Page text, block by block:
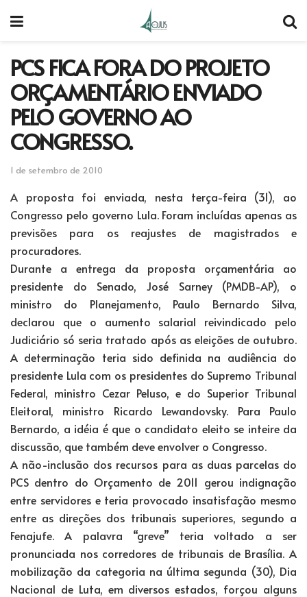
PCS FICA FORA DO PROJETO
ORÇAMENTÁRIO ENVIADO
PELO GOVERNO AO
CONGRESSO.
1 de setembro de 2010
A proposta foi enviada, nesta terça-feira (31), ao
Congresso pelo governo Lula. Foram incluídas apenas as
previsões para os reajustes de magistrados e
procuradores.
Durante a entrega da proposta orçamentária ao
presidente do Senado, José Sarney (PMDB-AP), o
ministro do Planejamento, Paulo Bernardo Silva,
declarou que o aumento salarial reivindicado pelo
Judiciário só seria tratado após as eleições de outubro.
A determinação teria sido definida na audiência do
presidente Lula com os presidentes do Supremo Tribunal
Federal, ministro Cezar Peluso, e do Superior Tribunal
Eleitoral, ministro Ricardo Lewandovsky. Para Paulo
Bernardo, a idéia é que o candidato eleito se inteire da
discussão, que também deve envolver o Congresso.
A não-inclusão dos recursos para as duas parcelas do
PCS dentro do Orçamento de 2011 gerou indignação
entre servidores e teria provocado insatisfação mesmo
entre as direções dos tribunais superiores, segundo a
Fenajufe. A palavra “greve” teria voltado a ser
pronunciada nos corredores de tribunais de Brasília. A
mobilização da categoria na última segunda (30), Dia
Nacional de Luta, em diversos estados, forçou alguns